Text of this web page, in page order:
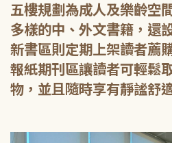
五樓規劃為成人及樂齡空
多樣的中、外文書籍，還
新書區則定期上架讀者薦
報紙期刊區讓讀者可輕鬆
物，並且隨時享有靜謐舒